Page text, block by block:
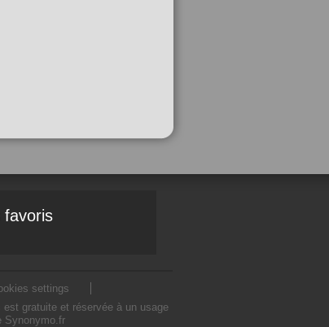
favoris
settings
gratuite et réservée à un usage
Synonymo.fr